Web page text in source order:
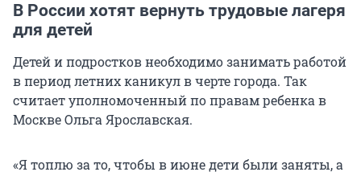
В России хотят вернуть трудовые лагеря
для детей
Детей и подростков необходимо занимать работой
в период летних каникул в черте города. Так
считает уполномоченный по правам ребенка в
Москве Ольга Ярославская.
«Я топлю за то, чтобы в июне дети были заняты, а